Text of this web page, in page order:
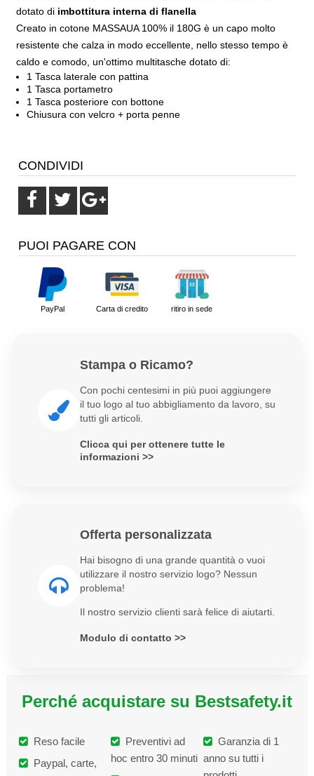
dotato di imbottitura interna di flanella
Creato in cotone MASSAUA 100% il 180G è un capo molto
resistente che calza in modo eccellente, nello stesso tempo è
caldo e comodo, un'ottimo multitasche dotato di:
1 Tasca laterale con pattina
1 Tasca portametro
1 Tasca posteriore con bottone
Chiusura con velcro + porta penne
CONDIVIDI
PUOI PAGARE CON
PayPal Carta di credito ritiro in sede
Stampa o Ricamo?
Con pochi centesimi in più puoi aggiungere
il tuo logo al tuo abbigliamento da lavoro, su
tutti gli articoli.
Clicca qui per ottenere tutte le
informazioni >>
Offerta personalizzata
Hai bisogno di una grande quantità o vuoi
utilizzare il nostro servizio logo? Nessun
problema!
Il nostro servizio clienti sarà felice di aiutarti.
Modulo di contatto >>
Perché acquistare su Bestsafety.it
Reso facile
Paypal, carte,
Preventivi ad
hoc entro 30 minuti
Garanzia di 1
anno su tutti i